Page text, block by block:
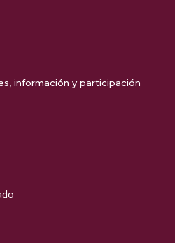
información y participación